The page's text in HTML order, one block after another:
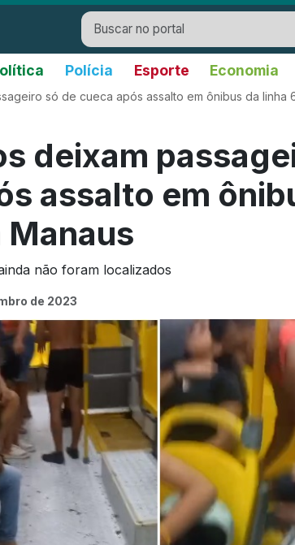
Polícia Esporte Economia
só de cueca após assalto em ônibus da linha
deixam
assalto em
Manaus
não foram localizados
de 2023